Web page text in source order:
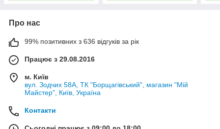
Про нас
99% позитивних з 636 відгуків за рік
Працює з 29.08.2016
м. Київ
вул. Зодчих 58А, ТК "Борщагівський", магазин "Мій
Майстер", Київ, Україна
Контакти